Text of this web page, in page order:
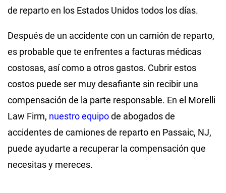
de reparto en los Estados Unidos todos los días.
Después de un accidente con un camión de reparto,
es probable que te enfrentes a facturas médicas
costosas, así como a otros gastos. Cubrir estos
costos puede ser muy desafiante sin recibir una
compensación de la parte responsable. En el Morelli
Law Firm, nuestro equipode abogados de
accidentes de camiones de reparto en Passaic, NJ,
puede ayudarte a recuperar la compensación que
necesitas y mereces.